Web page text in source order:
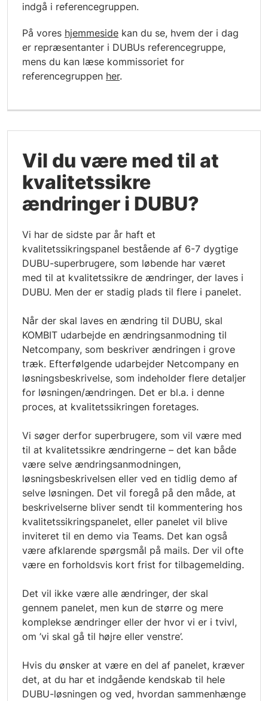
indgå i referencegruppen.
På vores hjemmeside kan du se, hvem der i dag
er repræsentanter i DUBUs referencegruppe,
mens du kan læse kommissoriet for
referencegruppen her.
Vil du være med til at
kvalitetssikre
ændringer i DUBU?
Vi har de sidste par år haft et
kvalitetssikringspanel bestående af 6-7 dygtige
DUBU-superbrugere, som løbende har været
med til at kvalitetssikre de ændringer, der laves i
DUBU. Men der er stadig plads til flere i panelet.
Når der skal laves en ændring til DUBU, skal
KOMBIT udarbejde en ændringsanmodning til
Netcompany, som beskriver ændringen i grove
træk. Efterfølgende udarbejder Netcompany en
løsningsbeskrivelse, som indeholder flere detaljer
for løsningen/ændringen. Det er bl.a. i denne
proces, at kvalitetssikringen foretages.
Vi søger derfor superbrugere, som vil være med
til at kvalitetssikre ændringerne – det kan både
være selve ændringsanmodningen,
løsningsbeskrivelsen eller ved en tidlig demo af
selve løsningen. Det vil foregå på den måde, at
beskrivelserne bliver sendt til kommentering hos
kvalitetssikringspanelet, eller panelet vil blive
inviteret til en demo via Teams. Det kan også
være afklarende spørgsmål på mails. Der vil ofte
være en forholdsvis kort frist for tilbagemelding.
Det vil ikke være alle ændringer, der skal
gennem panelet, men kun de større og mere
komplekse ændringer eller der hvor vi er i tvivl,
om ’vi skal gå til højre eller venstre’.
Hvis du ønsker at være en del af panelet, kræver
det, at du har et indgående kendskab til hele
DUBU-løsningen og ved, hvordan sammenhænge